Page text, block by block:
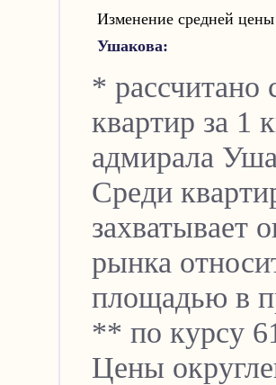
Изменение средней
Ушакова:
* рассчитано
квартир за 1
адмирала
Среди
захватывает
рынка
площадью в
** по курсу
Цены